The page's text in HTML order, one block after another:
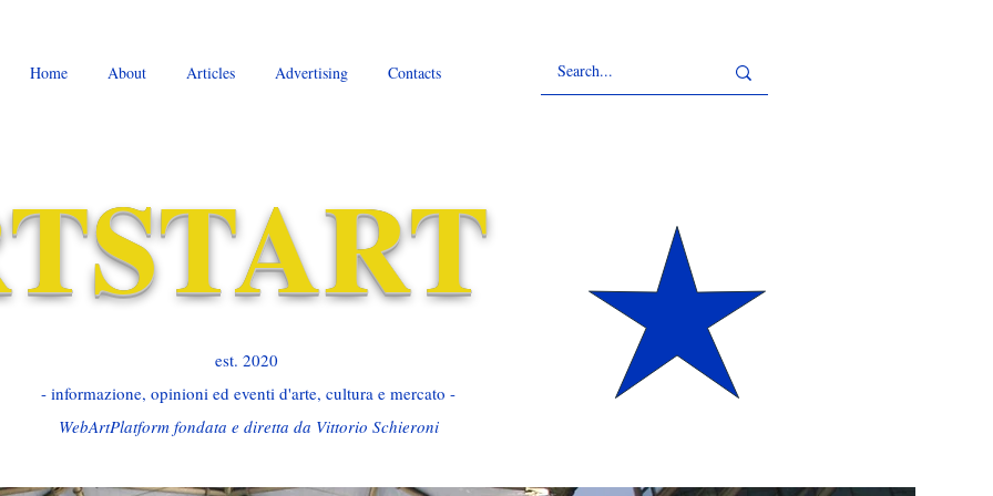
Home About Articles Advertising Contacts
est. 2020 ​
- informazione, opinioni ed eventi d'arte, cultura e mercato -
WebArtPlatform fondata e diretta da Vittorio Schieroni